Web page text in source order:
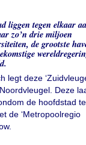
liggen tegen elkaar
zo’n drie miljoen
de grootste
legt deze
Deze
de hoofdstad te
de ‘Metropoolregio